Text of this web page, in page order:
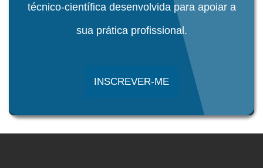
técnico-científica desenvolvida para apoiar a
sua prática profissional.
INSCREVER-ME